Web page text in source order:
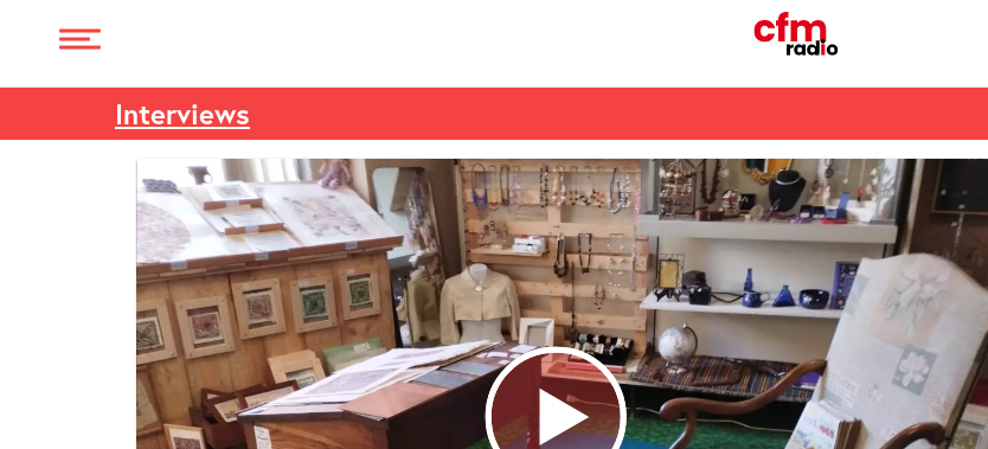
Interviews